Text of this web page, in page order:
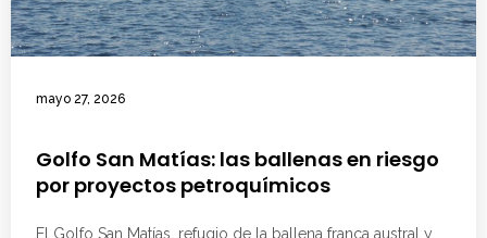
mayo 27, 2026
Golfo San Matías: las ballenas en riesgo
por proyectos petroquímicos
El Golfo San Matías, refugio de la ballena franca austral y